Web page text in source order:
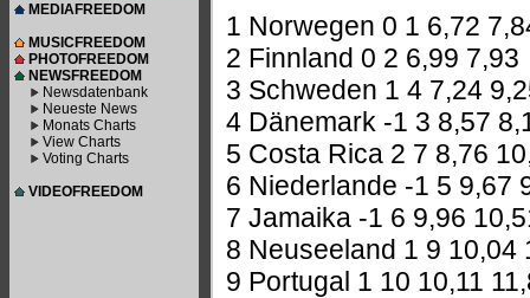
MEDIAFREEDOM
MUSICFREEDOM
PHOTOFREEDOM
NEWSFREEDOM
Newsdatenbank
Neueste News
Monats Charts
View Charts
Voting Charts
VIDEOFREEDOM
1 Norwegen 0 1 6,72
2 Finnland 0 2 6,99 7,93
3 Schweden 1 4 7,24
4 Dänemark -1 3 8,57
5 Costa Rica 2 7 8,76
6 Niederlande -1 5 9,67
7 Jamaika -1 6 9,96
8 Neuseeland 1 9 10,04
9 Portugal 1 10 10,11